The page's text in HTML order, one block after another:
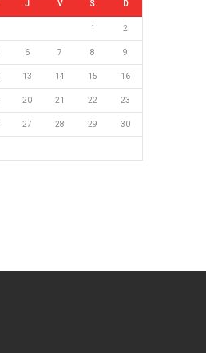
J V S D
1 2
6 7 8 9
13 14 15 16
20 21 22 23
27 28 29 30